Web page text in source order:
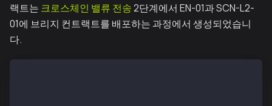
랙트는 크로스체인 밸류 전송2단계에서 EN-01과 SCN-L2-
01에 브리지 컨트랙트를 배포하는 과정에서 생성되었습니
다.